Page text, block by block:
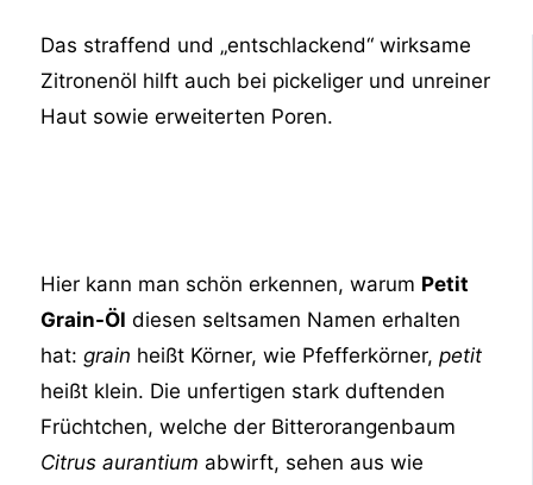
Das straffend und „entschlackend“ wirksame
Zitronenöl hilft auch bei pickeliger und unreiner
Haut sowie erweiterten Poren.
Hier kann man schön erkennen, warum Petit
Grain-Öl diesen seltsamen Namen erhalten
hat:grain heißt Körner, wie Pfefferkörner,petit
heißt klein. Die unfertigen stark duftenden
Früchtchen, welche der Bitterorangenbaum
Citrus aurantium abwirft, sehen aus wie